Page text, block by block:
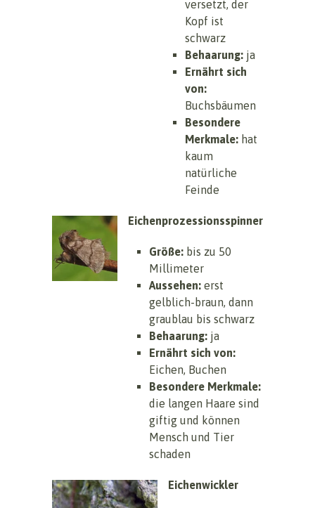
versetzt, der
Kopf ist
schwarz
Behaarung: ja
Ernährt sich
von:
Buchsbäumen
Besondere
Merkmale: hat
kaum
natürliche
Feinde
Eichenprozessionsspinner
Größe: bis zu 50
Millimeter
Aussehen: erst
gelblich-braun, dann
graublau bis schwarz
Behaarung: ja
Ernährt sich von:
Eichen, Buchen
Besondere Merkmale:
die langen Haare sind
giftig und können
Mensch und Tier
schaden
Eichenwickler